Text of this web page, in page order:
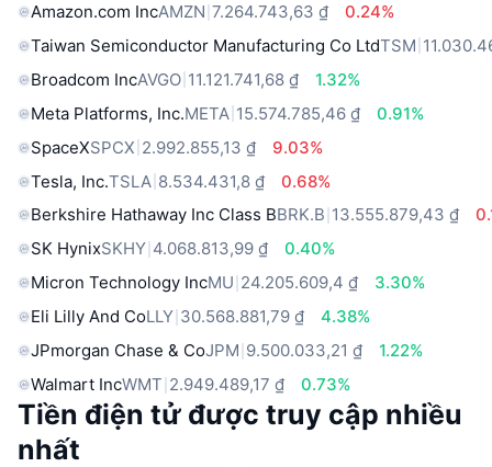
Amazon.com IncAMZN 7.264.743,63 ₫
0.24%
Taiwan Semiconductor Manufacturing Co LtdTSM
Broadcom IncAVGO 11.121.741,68 ₫
1.32%
Meta Platforms, Inc.META 15.574.785,46 ₫
0.91%
SpaceXSPCX 2.992.855,13 ₫
9.03%
Tesla, Inc.TSLA 8.534.431,8 ₫
0.68%
Berkshire Hathaway Inc Class BBRK.B 13.555.879,43 ₫
SK HynixSKHY 4.068.813,99 ₫
0.40%
Micron Technology IncMU 24.205.609,4 ₫
3.30%
Eli Lilly And CoLLY 30.568.881,79 ₫
4.38%
JPmorgan Chase & CoJPM 9.500.033,21 ₫
1.22%
Walmart IncWMT 2.949.489,17 ₫ 0.73%
Tiền điện tử được truy cập nhiều
nhất